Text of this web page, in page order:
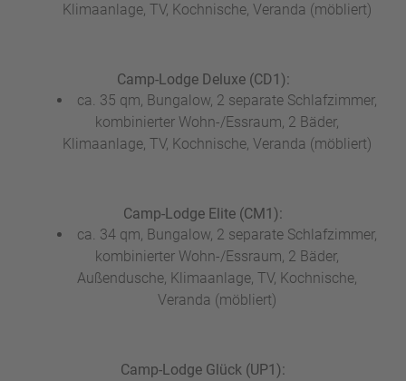
Klimaanlage, TV, Kochnische, Veranda (möbliert)
Camp-Lodge Deluxe (CD1):
ca. 35 qm, Bungalow, 2 separate Schlafzimmer,
kombinierter Wohn-/Essraum, 2 Bäder,
Klimaanlage, TV, Kochnische, Veranda (möbliert)
Camp-Lodge Elite (CM1):
ca. 34 qm, Bungalow, 2 separate Schlafzimmer,
kombinierter Wohn-/Essraum, 2 Bäder,
Außendusche, Klimaanlage, TV, Kochnische,
Veranda (möbliert)
Camp-Lodge Glück (UP1):